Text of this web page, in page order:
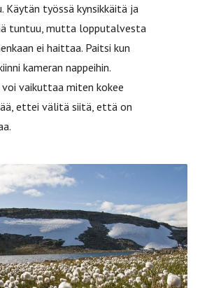
Käytän työssä kynsikkäitä ja
tuntuu, mutta lopputalvesta
ei haittaa. Paitsi kun
kameran nappeihin.
vaikuttaa miten kokee
ettei välitä siitä, että on